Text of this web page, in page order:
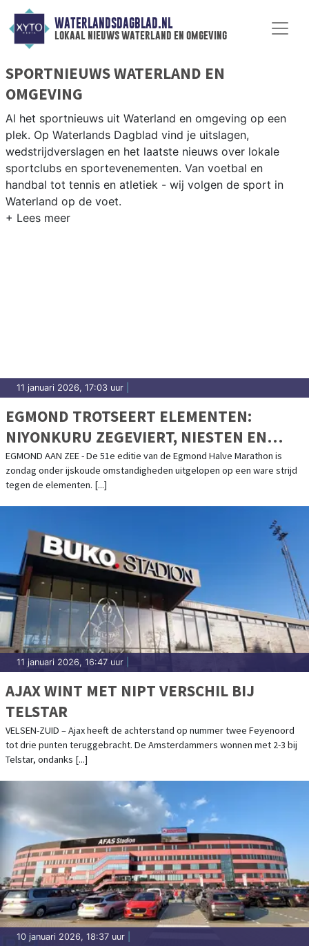
WATERLANDSDAGBLAD.NL
lokaal nieuws waterland en omgeving
SPORTNIEUWS WATERLAND EN
OMGEVING
Al het sportnieuws uit Waterland en omgeving op een
plek. Op Waterlands Dagblad vind je uitslagen,
wedstrijdverslagen en het laatste nieuws over lokale
sportclubs en sportevenementen. Van voetbal en
handbal tot tennis en atletiek - wij volgen de sport in
Waterland op de voet.
11 januari 2026, 17:03 uur
EGMOND TROTSEERT ELEMENTEN:
NIYONKURU ZEGEVIERT, NIESTEN EN
BRINKMAN OP PODIUM
EGMOND AAN ZEE - De 51e editie van de Egmond Halve Marathon is
zondag onder ijskoude omstandigheden uitgelopen op een ware strijd
tegen de elementen. [...]
11 januari 2026, 16:47 uur
AJAX WINT MET NIPT VERSCHIL BIJ
TELSTAR
VELSEN-ZUID – Ajax heeft de achterstand op nummer twee Feyenoord
tot drie punten teruggebracht. De Amsterdammers wonnen met 2-3 bij
Telstar, ondanks [...]
10 januari 2026, 18:37 uur